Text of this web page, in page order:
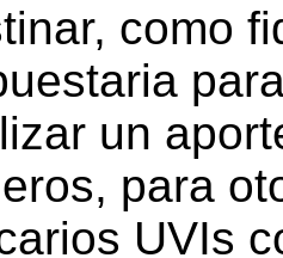
como
un
para
UVIs